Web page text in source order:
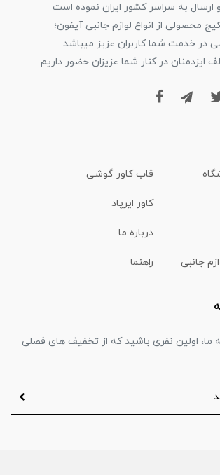
به سراسر کشور ایران نموده است
محصولی از انواع لوازم جانبی آیفون؛
در خدمت شما کاربران عزیز میباشد
در کنار شما عزیزان حضور داریم
قاب کاور گوشی
کاور ایرپاد
درباره ما
جانبی راهنما
ما، اولین نفری باشید که از تخفیف های فصلی